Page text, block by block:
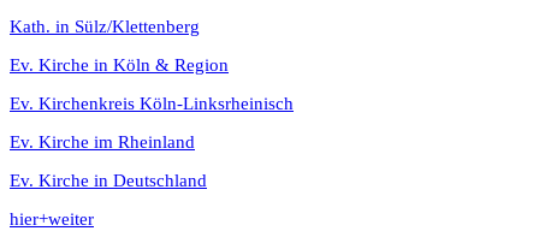
Kath. in Sülz/Klettenberg
Ev. Kirche in Köln & Region
Ev. Kirchenkreis Köln-Linksrheinisch
Ev. Kirche im Rheinland
Ev. Kirche in Deutschland
hier+weiter